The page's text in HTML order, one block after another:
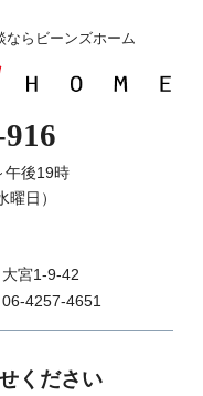
ならビーンズホーム
午後19時
曜日）
宮1-9-42
4257-4651
ください